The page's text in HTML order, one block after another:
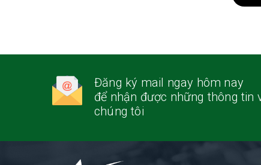
Đăng ký mail ngay hôm nay
để nhận được những thông tin
chúng tôi